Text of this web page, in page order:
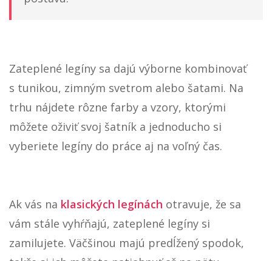
postavu.
Zateplené legíny sa dajú výborne kombinovať
s tunikou, zimným svetrom alebo šatami. Na
trhu nájdete rôzne farby a vzory, ktorými
môžete oživiť svoj šatník a jednoducho si
vyberiete legíny do práce aj na voľný čas.
klasických legínách
otravuje, že sa
vám stále vyhŕňajú, zateplené legíny si
zamilujete. Väčšinou majú predĺžený spodok,